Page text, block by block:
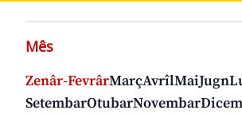
Mês
Zenâr-FevrârMarçAvrîlMaiJugn
SetembarOtubarNovembar